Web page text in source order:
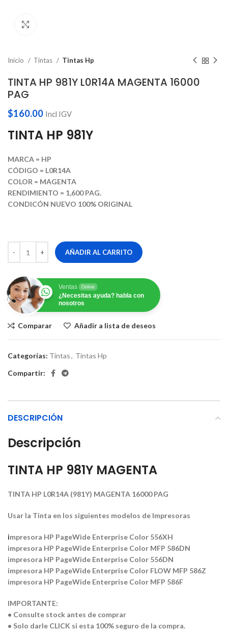
Inicio Tintas Tintas Hp
TINTA HP 981Y L0R14A MAGENTA 16000
PAG
$160.00 Incl IGV
TINTA HP 981Y
MARCA = HP
CÓDIGO = L0R14A
COLOR = MAGENTA
RENDIMIENTO = 1,600 PAG.
CONDICÓN NUEVO 100% ORIGINAL
AÑADIR AL CARRITO
Ventas Online
¿Necesitas ayuda? habla con
nosotros
Comparar Añadir a lista de deseos
Categorías: Tintas, Tintas Hp
Compartir:
DESCRIPCIÓN
Descripción
TINTA HP 981Y MAGENTA
TINTA HP L0R14A (981Y) MAGENTA 16000 PAG
Usar la Tinta en los siguientes modelos de Impresoras
impresora HP PageWide Enterprise Color 556XH
impresora HP PageWide Enterprise Color MFP 586DN
impresora HP PageWide Enterprise Color 556DN
impresora HP PageWide Enterprise Color FLOW MFP 586Z
impresora HP PageWide Enterprise Color MFP 586F
IMPORTANTE:
• Consulte stock antes de comprar
• Solo darle CLICK si esta 100% seguro de la compra.